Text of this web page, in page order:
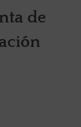
de